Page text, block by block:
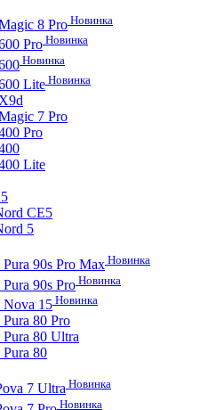
8 Pro Новинка
Pro Новинка
Новинка
Lite Новинка
7 Pro
Pro
Lite
CE5
5
90s Pro MaxНовинка
90s Pro Новинка
15 Новинка
80 Pro
80 Ultra
80
7 Ultra Новинка
Новинка